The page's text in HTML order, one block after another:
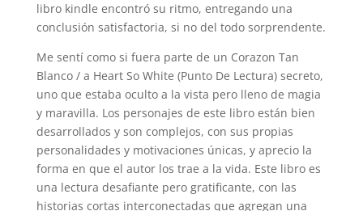
libro kindle encontró su ritmo, entregando una
conclusión satisfactoria, si no del todo sorprendente.
Me sentí como si fuera parte de un Corazon Tan
Blanco / a Heart So White (Punto De Lectura) secreto,
uno que estaba oculto a la vista pero lleno de magia
y maravilla. Los personajes de este libro están bien
desarrollados y son complejos, con sus propias
personalidades y motivaciones únicas, y aprecio la
forma en que el autor los trae a la vida. Este libro es
una lectura desafiante pero gratificante, con las
historias cortas interconectadas que agregan una